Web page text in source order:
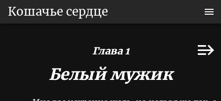
Кошачье сердце
Глава 1
Белый мужик